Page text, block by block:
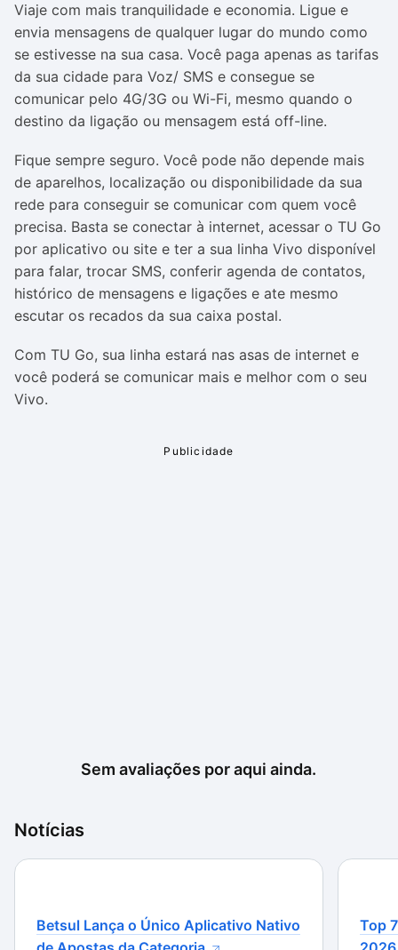
Viaje com mais tranquilidade e economia. Ligue e
envia mensagens de qualquer lugar do mundo como
se estivesse na sua casa. Você paga apenas as tarifas
da sua cidade para Voz/ SMS e consegue se
comunicar pelo 4G/3G ou Wi-Fi, mesmo quando o
destino da ligação ou mensagem está off-line.
Fique sempre seguro. Você pode não depende mais
de aparelhos, localização ou disponibilidade da sua
rede para conseguir se comunicar com quem você
precisa. Basta se conectar à internet, acessar o TU Go
por aplicativo ou site e ter a sua linha Vivo disponível
para falar, trocar SMS, conferir agenda de contatos,
histórico de mensagens e ligações e ate mesmo
escutar os recados da sua caixa postal.
Com TU Go, sua linha estará nas asas de internet e
você poderá se comunicar mais e melhor com o seu
Vivo.
Sem avaliações por aqui ainda.
Notícias
Betsul Lança o Único Aplicativo Nativo
Top